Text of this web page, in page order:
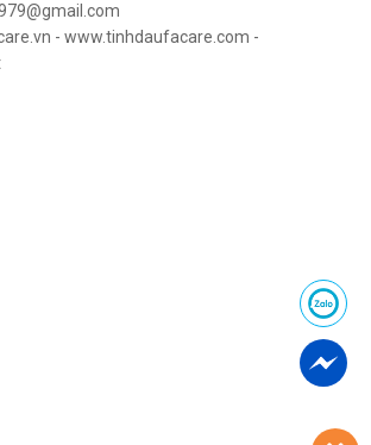
- www.tinhdaufacare.com -